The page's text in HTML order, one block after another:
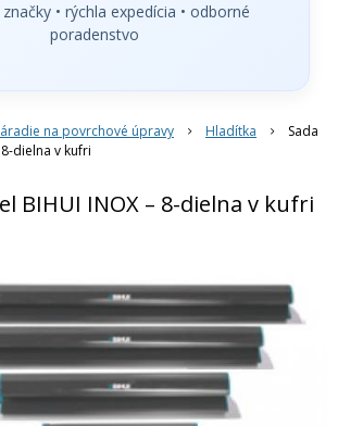
• rýchla expedícia • odborné
poradenstvo
na povrchové úpravy Hladítka
Sada
dielna v kufri
BIHUI INOX – 8-dielna v kufri